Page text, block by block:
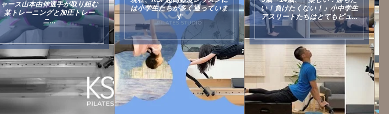
は小学生たちが多く通っていま
す
い！負けたくない！」小中学生
アスリートたちはとてもピュ...
球・サッカー・ゴルフ・バレエ
などのアスリートなど20名超
の...